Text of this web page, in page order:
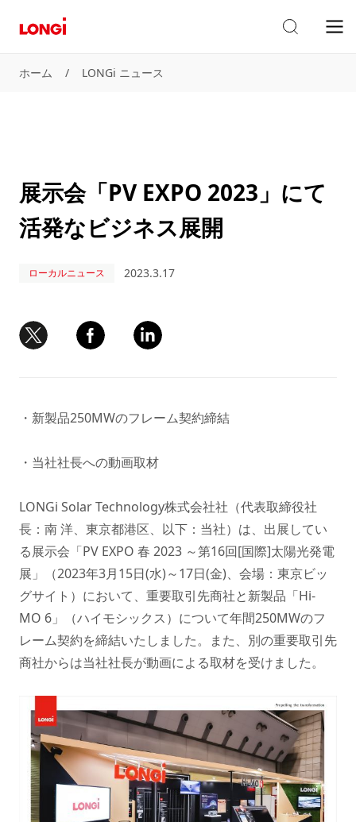
ホーム / LONGi ニュース
展示会「PV EXPO 2023」にて
活発なビジネス展開
ローカルニュース 2023.3.17
・新製品250MWのフレーム契約締結
・当社社長への動画取材
LONGi Solar Technology株式会社社（代表取締役社
長：南 洋、東京都港区、以下：当社）は、出展してい
る展示会「PV EXPO 春 2023 ～第16回[国際]太陽光発電
展」（2023年3月15日(水)～17日(金)、会場：東京ビッ
グサイト）において、重要取引先商社と新製品「Hi-
MO 6」（ハイモシックス）について年間250MWのフ
レーム契約を締結いたしました。また、別の重要取引先
商社からは当社社長が動画による取材を受けました。